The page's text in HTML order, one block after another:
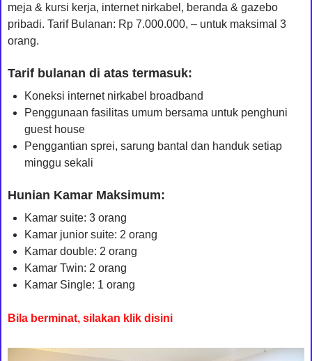
meja & kursi kerja, internet nirkabel, beranda & gazebo
pribadi. Tarif Bulanan: Rp 7.000.000, – untuk maksimal 3
orang.
Tarif bulanan di atas termasuk:
Koneksi internet nirkabel broadband
Penggunaan fasilitas umum bersama untuk penghuni
guest house
Penggantian sprei, sarung bantal dan handuk setiap
minggu sekali
Hunian Kamar Maksimum:
Kamar suite: 3 orang
Kamar junior suite: 2 orang
Kamar double: 2 orang
Kamar Twin: 2 orang
Kamar Single: 1 orang
Bila berminat, silakan klik disini